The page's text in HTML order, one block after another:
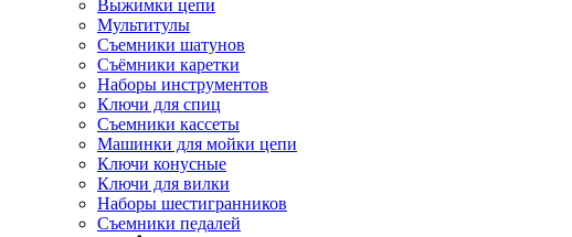
Выжимки цепи
Мультитулы
Съемники шатунов
Съёмники каретки
Наборы инструментов
Ключи для спиц
Съемники кассеты
Машинки для мойки цепи
Ключи конусные
Ключи для вилки
Наборы шестигранников
Съемники педалей